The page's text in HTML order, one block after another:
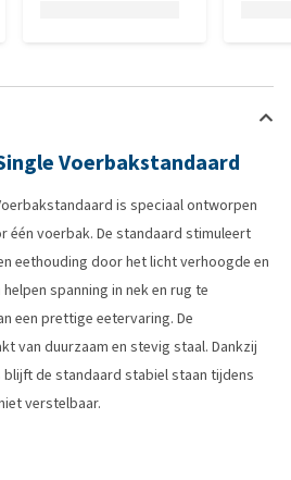
Voerbakstandaard
is speciaal ontworpen
één voerbak. De standaard stimuleert
eethouding door het licht verhoogde en
spanning in nek en rug te
een prettige eetervaring. De
van duurzaam en stevig staal. Dankzij
de standaard stabiel staan tijdens
verstelbaar.